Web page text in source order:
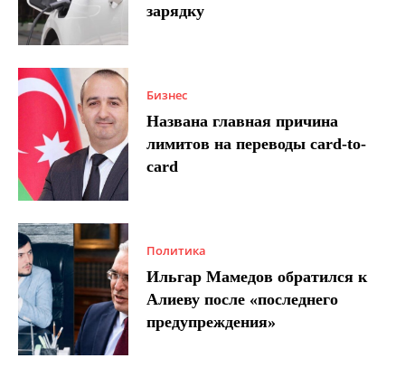
зарядку
Бизнес
Названа главная причина
лимитов на переводы card-to-
card
Политика
Ильгар Мамедов обратился к
Алиеву после «последнего
предупреждения»